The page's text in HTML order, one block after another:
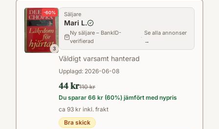
VF
Format
Inbunden
-60%
3
Säljare
Mari L.
Ny säljare – BankID-
verifierad
·
Se alla annonser
→
Väldigt varsamt hanterad
Upplagd: 2026-06-08
44 kr110 kr
Du sparar 66 kr (60%) jämfört med nypris
ca 93 kr inkl. frakt
Bra skick